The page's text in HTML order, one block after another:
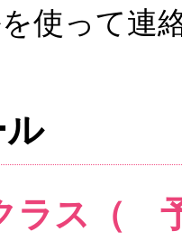
使って連
ル
ラス（